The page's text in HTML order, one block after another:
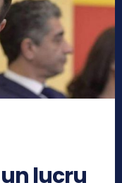
un lucru